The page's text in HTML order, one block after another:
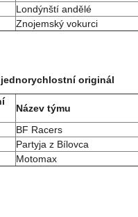
Londýnští andělé
Znojemský vokurci
jednorychlostní originál
Název týmu
BF Racers
Partyja z Bílovca
Motomax